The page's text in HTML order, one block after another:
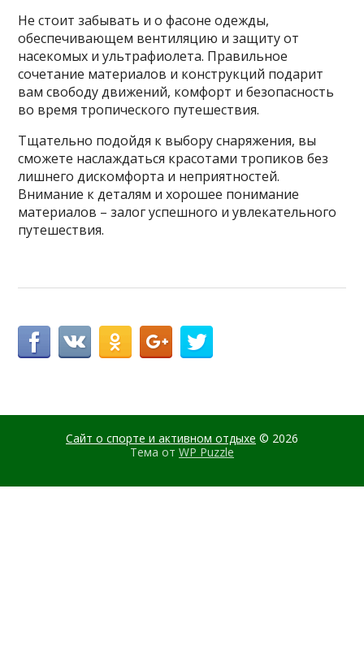
Не стоит забывать и о фасоне одежды,
обеспечивающем вентиляцию и защиту от
насекомых и ультрафиолета. Правильное
сочетание материалов и конструкций подарит
вам свободу движений, комфорт и безопасность
во время тропического путешествия.
Тщательно подойдя к выбору снаряжения, вы
сможете наслаждаться красотами тропиков без
лишнего дискомфорта и неприятностей.
Внимание к деталям и хорошее понимание
материалов – залог успешного и увлекательного
путешествия.
Сайт о спорте и активном отдыхе © 2026
Тема от WP Puzzle